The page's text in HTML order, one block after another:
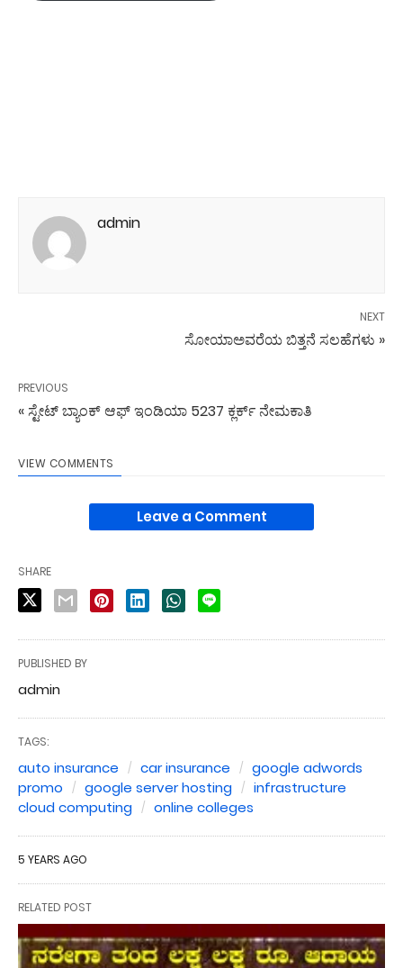
admin
NEXT
ಸೋಯಾಅವರೆಯ ಬಿತ್ತನೆ ಸಲಹೆಗಳು »
PREVIOUS
« ಸ್ಟೇಟ್ ಬ್ಯಾಂಕ್ ಆಫ್ ಇಂಡಿಯಾ 5237 ಕ್ಲರ್ಕ್ ನೇಮಕಾತಿ
VIEW COMMENTS
Leave a Comment
SHARE
PUBLISHED BY
admin
TAGS:
auto insurance car insurance
google adwords
promo
google server hosting
infrastructure
cloud computing
online colleges
5 YEARS AGO
RELATED POST